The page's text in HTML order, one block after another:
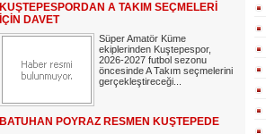
KUŞTEPESPORDAN A TAKIM SEÇMELERİ
İÇİN DAVET
Süper Amatör Küme
ekiplerinden Kuştepespor,
2026-2027 futbol sezonu
öncesinde A Takım seçmelerini
gerçekleştireceği...
BATUHAN POYRAZ RESMEN KUŞTEPEDE